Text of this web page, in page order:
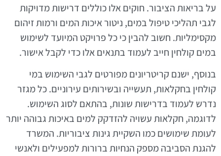
על בריאות הציבור. חוקים אלו כוללים דרישות מדויקות
לגבי תהליכי טיפול במים, ניטור איכות המים ורמות זיהום
מקסימליות. חשוב להבין כי כל פרויקט המיועד לשימוש
במים קולחין חייב לעמוד בתנאים אלו כדי לקבל אישור.
בנוסף, ישנם קריטריונים מפורטים לגבי השימוש במי
קולחין בחקלאות, תעשייה ובשירותים עירוניים. כל מגזר
נדרש לעמוד בדרישות שונות, בהתאם לסוג השימוש.
לדוגמה, חקלאות עשויה להזדקק למים באיכות גבוהה יותר
לעומת שימושים כמו השקיית גינות ציבוריות. המשרד
להגנת הסביבה מספק הנחיות ברורות למפעילים ולאנשי